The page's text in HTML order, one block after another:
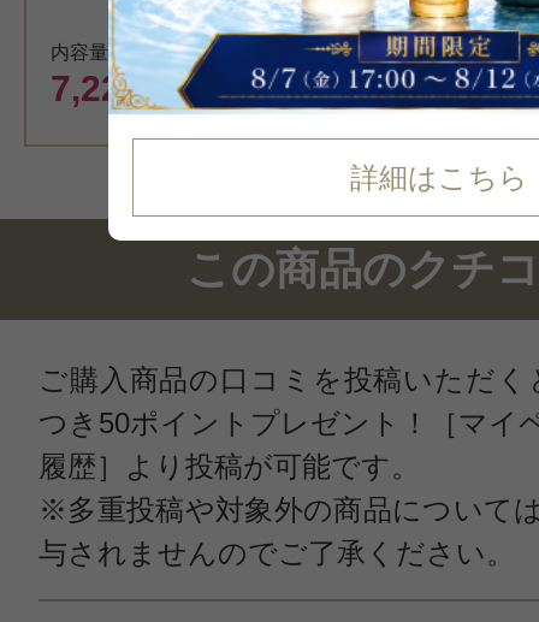
詳細はこちら
内容量換算価格 10,560円
7,220 円（税込）
この商品のクチ
ご購入商品の口コミを投稿いただく
つき50ポイントプレゼント！［マイ
履歴］より投稿が可能です。
※多重投稿や対象外の商品について
与されませんのでご了承ください。